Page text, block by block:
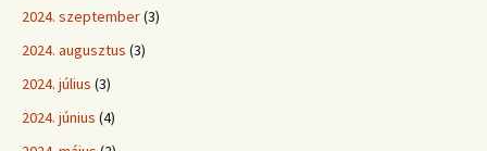
2024. szeptember(3)
2024. augusztus (3)
2024. július (3)
2024. június (4)